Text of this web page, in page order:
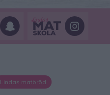
Lindas matbröd